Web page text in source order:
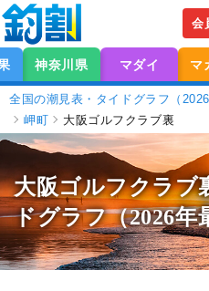
会
神奈川県 マダイ マ
全国の潮見表・タイドグラフ（
岬町
大阪ゴルフクラブ裏
大阪ゴルフクラブ
ドグラフ（2026年